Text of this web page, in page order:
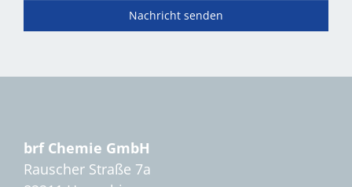
Nachricht senden
brf Chemie GmbH
Rauscher Straße 7a